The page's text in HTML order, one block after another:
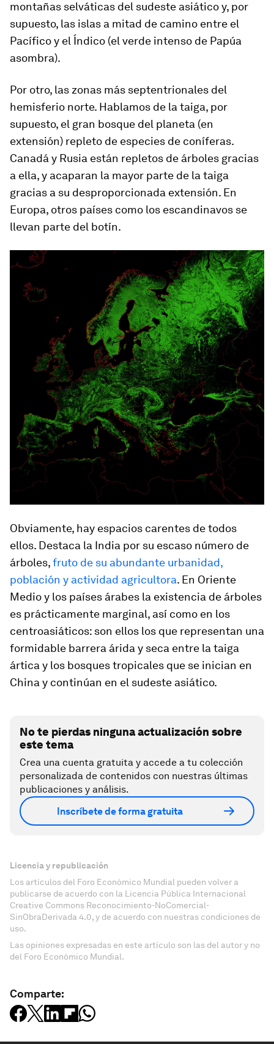
montañas selváticas del sudeste asiático y, por
supuesto, las islas a mitad de camino entre el
Pacífico y el Índico (el verde intenso de Papúa
asombra).
Por otro, las zonas más septentrionales del
hemisferio norte. Hablamos de la taiga, por
supuesto, el gran bosque del planeta (en
extensión) repleto de especies de coníferas.
Canadá y Rusia están repletos de árboles gracias
a ella, y acaparan la mayor parte de la taiga
gracias a su desproporcionada extensión. En
Europa, otros países como los escandinavos se
llevan parte del botín.
Obviamente, hay espacios carentes de todos
ellos. Destaca la India por su escaso número de
árboles,fruto de su abundante urbanidad,
población y actividad agricultora. En Oriente
Medio y los países árabes la existencia de árboles
es prácticamente marginal, así como en los
centroasiáticos: son ellos los que representan una
formidable barrera árida y seca entre la taiga
ártica y los bosques tropicales que se inician en
China y continúan en el sudeste asiático.
No te pierdas ninguna actualización sobre
este tema
Crea una cuenta gratuita y accede a tu colección
personalizada de contenidos con nuestras últimas
publicaciones y análisis.
Inscríbete de forma gratuita
Licencia y republicación
Los artículos del Foro Económico Mundial pueden volver a
publicarse de acuerdo con la Licencia Pública Internacional
Creative Commons Reconocimiento-NoComercial-
SinObraDerivada 4.0, y de acuerdo con nuestras condiciones de
uso.
Las opiniones expresadas en este artículo son las del autor y no
del Foro Económico Mundial.
Comparte: